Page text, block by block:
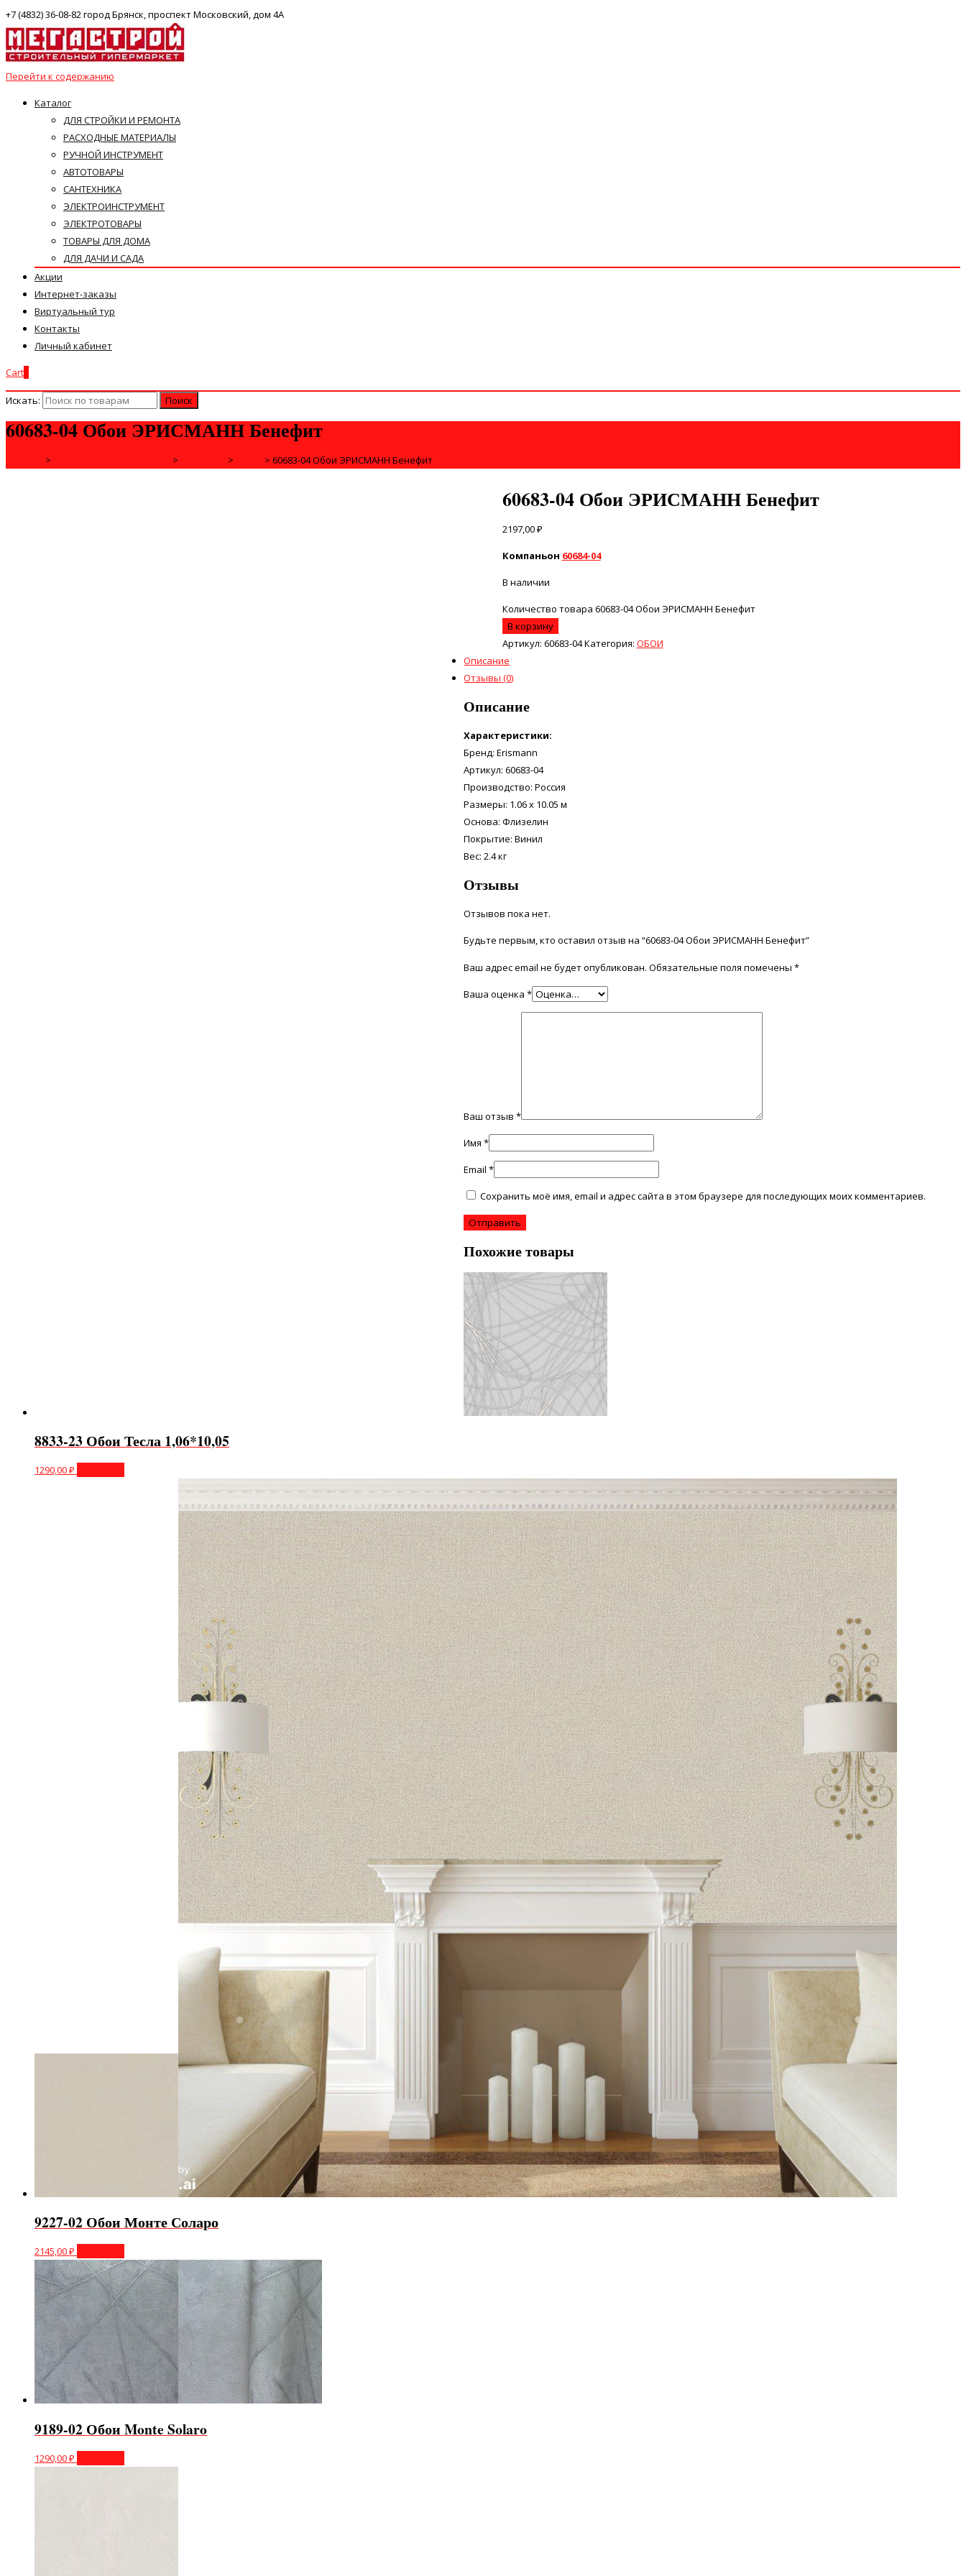
+7 (4832) 36-08-82 город Брянск, проспект Московский, дом 4А
Перейти к содержанию
Каталог
ДЛЯ СТРОЙКИ И РЕМОНТА
РАСХОДНЫЕ МАТЕРИАЛЫ
РУЧНОЙ ИНСТРУМЕНТ
АВТОТОВАРЫ
САНТЕХНИКА
ЭЛЕКТРОИНСТРУМЕНТ
ЭЛЕКТРОТОВАРЫ
ТОВАРЫ ДЛЯ ДОМА
ДЛЯ ДАЧИ И САДА
Акции
Интернет-заказы
Виртуальный тур
Контакты
Личный кабинет
Cart
Искать:
60683-04 Обои ЭРИСМАНН Бенефит
> > > > 60683-04 Обои ЭРИСМАНН Бенефит
60683-04 Обои ЭРИСМАНН Бенефит
2197,00₽
Компаньон 60684-04
В наличии
Количество товара 60683-04 Обои ЭРИСМАНН Бенефит
В корзину
Артикул: 60683-04Категория: ОБОИ
Описание
Отзывы (0)
Описание
Характеристики:
Бренд: Erismann
Артикул: 60683-04
Производство: Россия
Размеры: 1.06 x 10.05 м
Основа: Флизелин
Покрытие: Винил
Вес: 2.4 кг
Отзывы
Отзывов пока нет.
Будьте первым, кто оставил отзыв на “60683-04 Обои ЭРИСМАНН Бенефит”
Ваш адрес email не будет опубликован. Обязательные поля помечены*
Ваша оценка*
Ваш отзыв*
Имя*
Email*
Сохранить моё имя, email и адрес сайта в этом браузере для последующих моих комментариев.
Похожие товары
8833-23 Обои Тесла 1,06*10,05
1290,00₽
9227-02 Обои Монте Соларо
2145,00₽
9189-02 Обои Monte Solaro
1290,00₽